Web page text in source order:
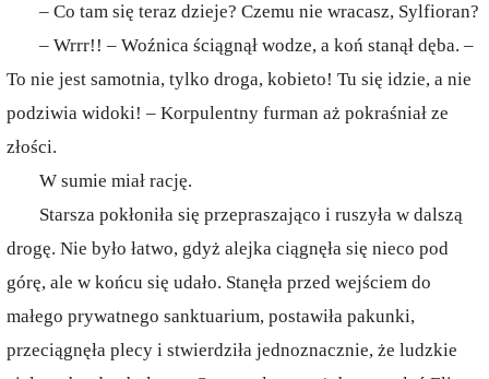
– Co tam się teraz dzieje? Czemu nie wracasz, Sylfioran?
– Wrrr!! – Woźnica ściągnął wodze, a koń stanął dęba. –
To nie jest samotnia, tylko droga, kobieto! Tu się idzie, a nie
podziwia widoki! – Korpulentny furman aż pokraśniał ze
złości.
W sumie miał rację.
Starsza pokłoniła się przepraszająco i ruszyła w dalszą
drogę. Nie było łatwo, gdyż alejka ciągnęła się nieco pod
górę, ale w końcu się udało. Stanęła przed wejściem do
małego prywatnego sanktuarium, postawiła pakunki,
przeciągnęła plecy i stwierdziła jednoznacznie, że ludzkie